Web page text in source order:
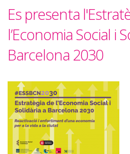
Es presenta
l’Economia Social i
Barcelona 2030